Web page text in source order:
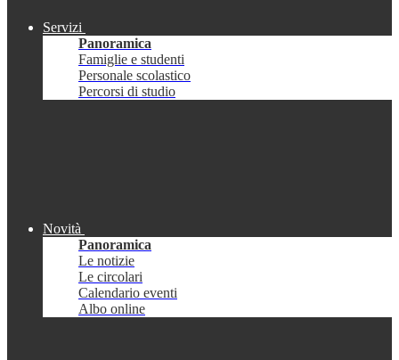
Servizi
Panoramica
Famiglie e studenti
Personale scolastico
Percorsi di studio
Novità
Panoramica
Le notizie
Le circolari
Calendario eventi
Albo online